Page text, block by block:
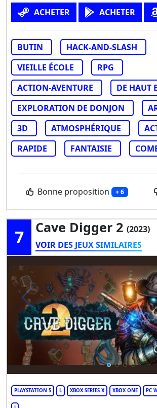
ACHETER ACHETER
BUTIN
HACK-AND-SLASH
VIEILLE ÉCOLE
RPG
ACTION-AVENTURE
DE HAUT
EXPLORATION DE DONJON
3D
ATMOSPHÉRIQUE
RAPIDE
FANTAISIE
Bonne proposition + 6
7 Cave Digger 2 (2023)
VOIR DES JEUX SIMILAIRES
PLAYSTATION 5 L XBOX SERIES X XBOX ONE PC